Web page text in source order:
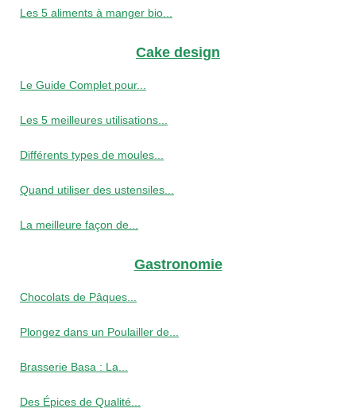
Les 5 aliments à manger bio...
Cake design
Le Guide Complet pour...
Les 5 meilleures utilisations...
Différents types de moules...
Quand utiliser des ustensiles...
La meilleure façon de...
Gastronomie
Chocolats de Pâques...
Plongez dans un Poulailler de...
Brasserie Basa : La...
Des Épices de Qualité...